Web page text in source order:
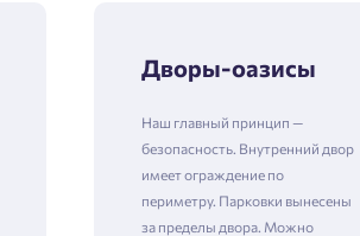
Дворы-оазисы
Наш главный принцип —
безопасность. Внутренний двор
имеет ограждение по
периметру. Парковки вынесены
за пределы двора. Можно